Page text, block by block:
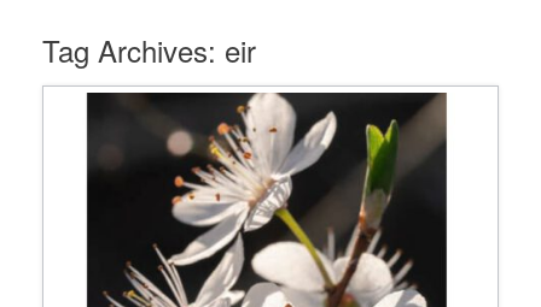
Tag Archives: eir